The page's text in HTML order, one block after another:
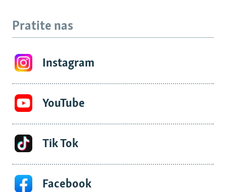
Pratite nas
Instagram
YouTube
Tik Tok
Facebook